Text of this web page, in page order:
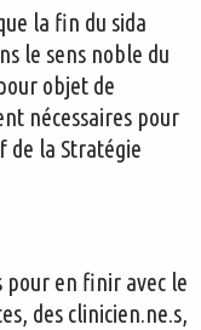
la fin du sida
le sens noble du
objet de
nécessaires pour
de la Stratégie
pour en finir avec le
des clinicien.ne.s,